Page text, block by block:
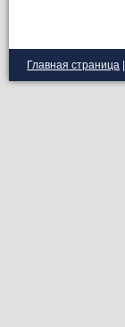
Главная страница